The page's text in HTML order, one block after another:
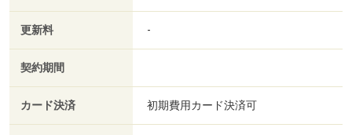
更新料 -
契約期間
カード決済 初期費用カード決済可